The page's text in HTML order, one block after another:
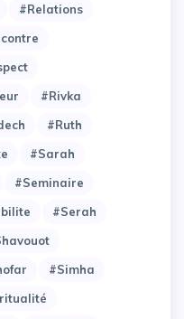
#Relations
#Rivka
#Ruth
#Sarah
#Seminaire
#Serah
#Simha